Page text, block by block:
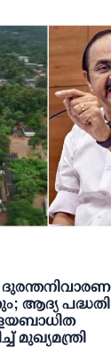
ആദ്യ പദ്ധതി
മുഖ്യമന്ത്രി